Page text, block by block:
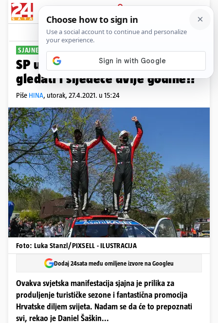
PRIJAVA
Sport Komentari
SJAJNE VIJESTI
SP u reliju ćemo u Hrvatskoj
gledati i sljedeće dvije godine!?
Piše HINA, utorak, 27.4.2021. u 15:24
Foto: Luka Stanzl/PIXSELL - ILUSTRACIJA
Dodaj 24sata među omiljene izvore na Googleu
Ovakva svjetska manifestacija sjajna je prilika za
produljenje turističke sezone i fantastična promocija
Hrvatske diljem svijeta. Nadam se da će to prepoznati
svi, rekao je Daniel Šaškin...